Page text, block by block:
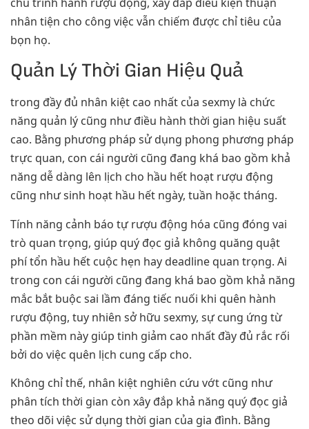
nhân tiện cho công việc vẫn chiếm được chỉ tiêu của
bọn họ.
Quản Lý Thời Gian Hiệu Quả
trong đầy đủ nhân kiệt cao nhất của sexmy là chức
năng quản lý cũng như điều hành thời gian hiệu suất
cao. Bằng phương pháp sử dụng phong phương pháp
trực quan, con cái người cũng đang khá bao gồm khả
năng dễ dàng lên lịch cho hầu hết hoạt rượu động
cũng như sinh hoạt hầu hết ngày, tuần hoặc tháng.
Tính năng cảnh báo tự rượu động hóa cũng đóng vai
trò quan trọng, giúp quý đọc giả không quăng quật
phí tổn hầu hết cuộc hẹn hay deadline quan trọng. Ai
trong con cái người cũng đang khá bao gồm khả năng
mắc bắt buộc sai lầm đáng tiếc nuối khi quên hành
rượu động, tuy nhiên sở hữu sexmy, sự cung ứng từ
phần mềm này giúp tinh giảm cao nhất đầy đủ rắc rối
bởi do việc quên lịch cung cấp cho.
Không chỉ thế, nhân kiệt nghiên cứu vớt cũng như
phân tích thời gian còn xây đắp khả năng quý đọc giả
theo dõi việc sử dụng thời gian của gia đình. Bằng